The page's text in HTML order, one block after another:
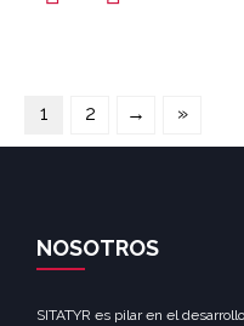
1 2 → »
NOSOTROS
SITATYR es pilar en el